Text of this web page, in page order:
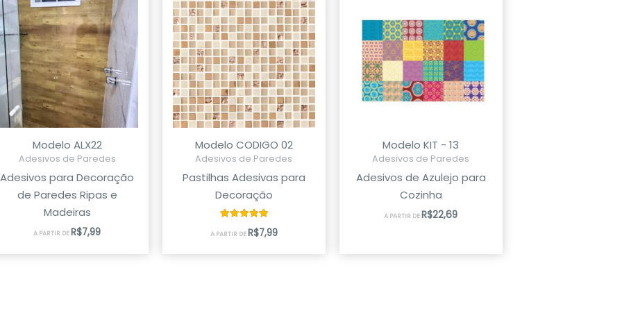
Modelo ALX22
Adesivos de Paredes
Adesivos para Decoração
de Paredes Ripas e
Madeiras
A PARTIR DER$7,99
Modelo CODIGO 02
Adesivos de Paredes
Pastilhas Adesivas para
Decoração
Avaliação
5.00
A PARTIR DER$7,99
Modelo KIT - 13
Adesivos de Paredes
Adesivos de Azulejo para
Cozinha
A PARTIR DE R$22,69